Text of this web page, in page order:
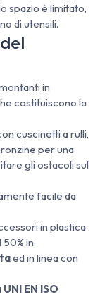
spazio è limitato,
di utensili.
in
costituiscono la
cuscinetti a rulli,
per una
gli ostacoli sul
facile da
in plastica
in
ed in linea con
EN ISO